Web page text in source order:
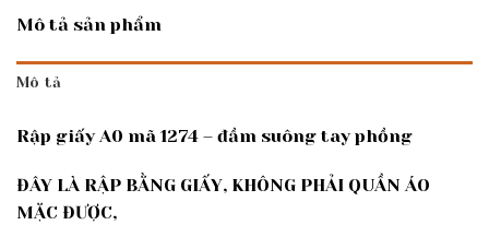
Mô tả sản phẩm
Mô tả
Rập giấy A0 mã 1274 – đầm suông tay phồng
ĐÂY LÀ RẬP BẰNG GIẤY, KHÔNG PHẢI QUẦN ÁO
MẶC ĐƯỢC,